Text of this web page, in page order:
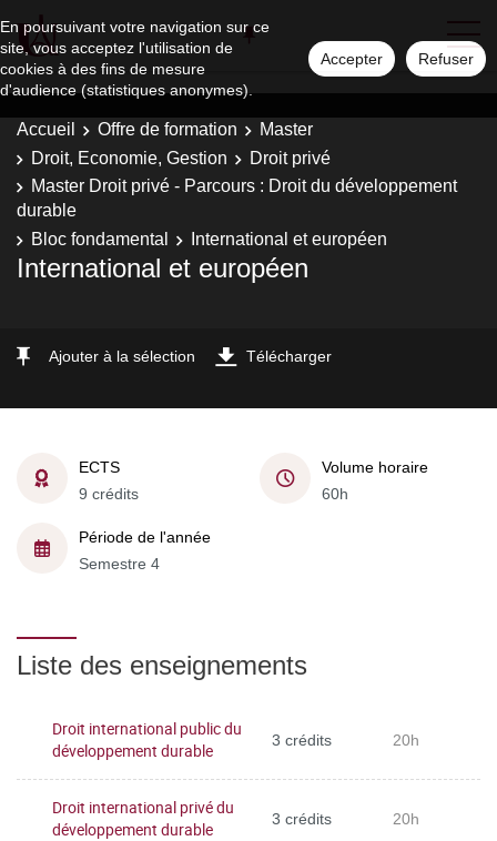
En poursuivant votre navigation sur ce
site, vous acceptez l'utilisation de
cookies à des fins de mesure
d'audience (statistiques anonymes).
Accepter Refuser
Accueil Offre de formation
Master
Droit, Economie, Gestion
Droit privé
Master Droit privé - Parcours : Droit du développement
durable
Bloc fondamental
International et européen
International et européen
Ajouter à la sélection Télécharger
ECTS
9 crédits
Volume horaire
60h
Période de l'année
Semestre 4
Liste des enseignements
Droit international public du
développement durable
3 crédits 20h
Droit international privé du
développement durable
3 crédits 20h